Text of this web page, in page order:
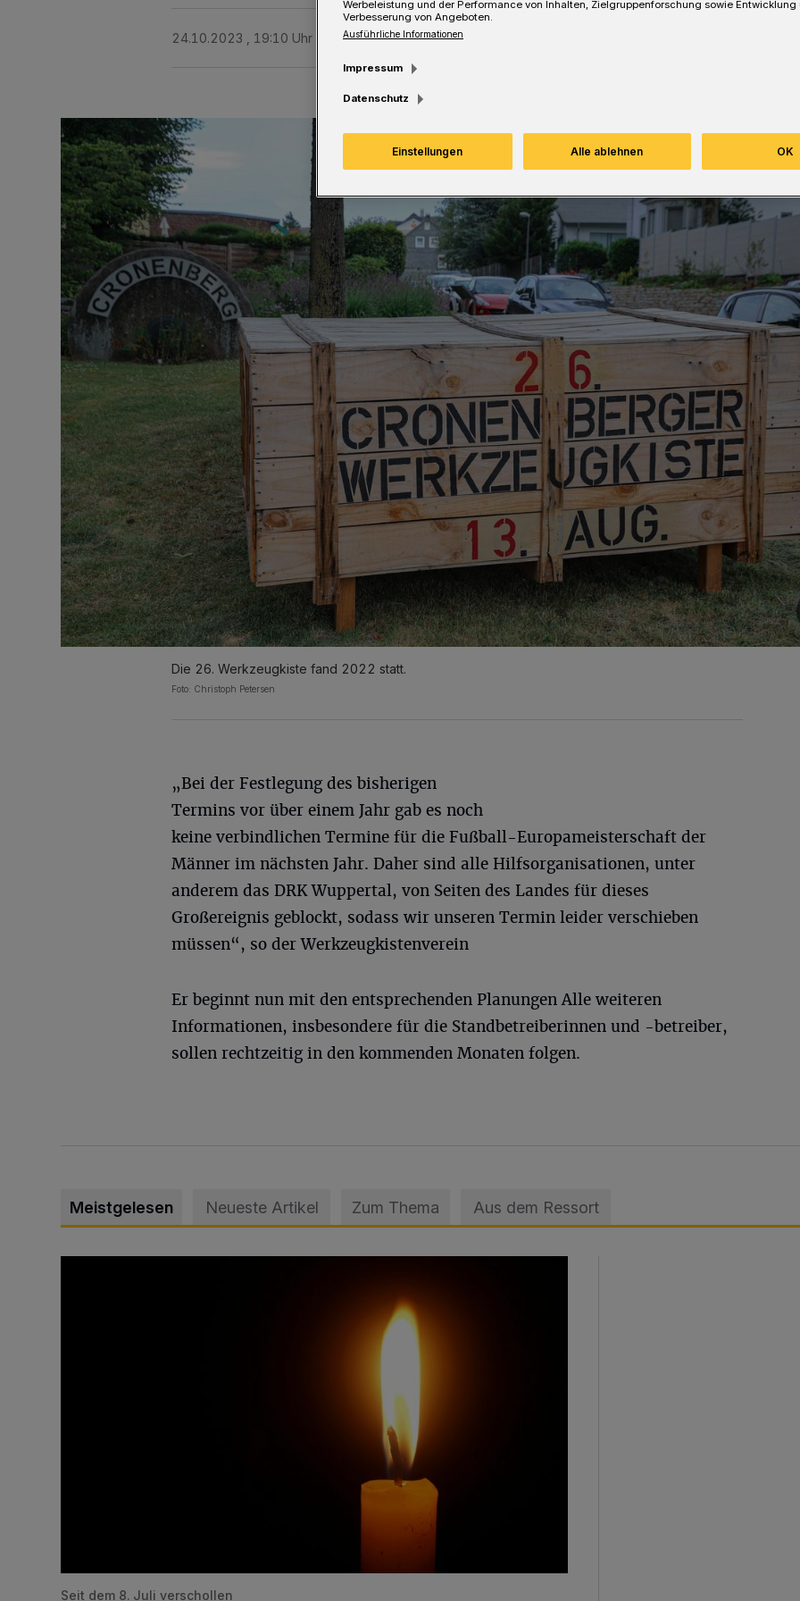
24.10.2023 , 19:10 Uhr Eine Minute Lesezeit
Die 26. Werkzeugkiste fand 2022 statt.
Foto: Christoph Petersen
„Bei der Festlegung des bisherigen
Termins vor über einem Jahr gab es noch
keine verbindlichen Termine für die Fußball-Europameisterschaft der
Männer im nächsten Jahr. Daher sind alle Hilfsorganisationen, unter
anderem das DRK Wuppertal, von Seiten des Landes für dieses
Großereignis geblockt, sodass wir unseren Termin leider verschieben
müssen“, so der Werkzeugkistenverein
Er beginnt nun mit den entsprechenden Planungen Alle weiteren
Informationen, insbesondere für die Standbetreiberinnen und -betreiber,
sollen rechtzeitig in den kommenden Monaten folgen.
Meistgelesen Neueste Artikel Zum Thema Aus dem Ressort
Seit dem 8. Juli verschollen
Werbeleistung und der Performance von Inhalten, Zielgruppenforschung sowie Entwicklung
Verbesserung von Angeboten.
Ausführliche Informationen
Impressum
Datenschutz
Einstellungen Alle ablehnen OK